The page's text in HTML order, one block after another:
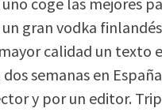
gran vodka
calidad un texto
semanas en
y por un editor.